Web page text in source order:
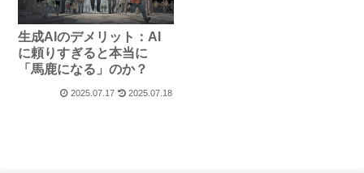
生成AIのデメリット：AI
に頼りすぎると本当に
「馬鹿になる」のか？
2025.07.17 2025.07.18